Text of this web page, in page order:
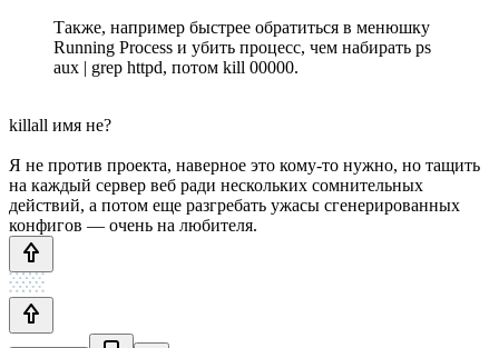
Также, например быстрее обратиться в менюшку
Running Process и убить процесс, чем набирать ps
aux | grep httpd, потом kill 00000.
killall имя не?
Я не против проекта, наверное это кому-то нужно, но тащить
на каждый сервер веб ради нескольких сомнительных
действий, а потом еще разгребать ужасы сгенерированных
конфигов — очень на любителя.